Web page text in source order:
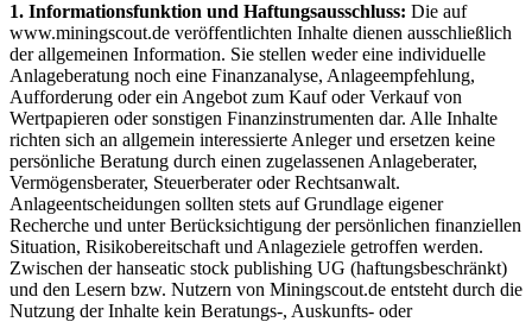
1. Informationsfunktion und Haftungsausschluss: Die auf
www.miningscout.de veröffentlichten Inhalte dienen ausschließlich
der allgemeinen Information. Sie stellen weder eine individuelle
Anlageberatung noch eine Finanzanalyse, Anlageempfehlung,
Aufforderung oder ein Angebot zum Kauf oder Verkauf von
Wertpapieren oder sonstigen Finanzinstrumenten dar. Alle Inhalte
richten sich an allgemein interessierte Anleger und ersetzen keine
persönliche Beratung durch einen zugelassenen Anlageberater,
Vermögensberater, Steuerberater oder Rechtsanwalt.
Anlageentscheidungen sollten stets auf Grundlage eigener
Recherche und unter Berücksichtigung der persönlichen finanziellen
Situation, Risikobereitschaft und Anlageziele getroffen werden.
Zwischen der hanseatic stock publishing UG (haftungsbeschränkt)
und den Lesern bzw. Nutzern von Miningscout.de entsteht durch die
Nutzung der Inhalte kein Beratungs-, Auskunfts- oder